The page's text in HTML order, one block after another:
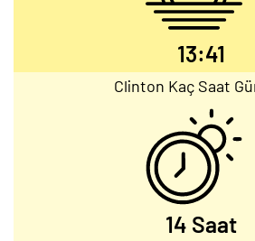
13:41
Clinton Kaç Saat
14 Saat